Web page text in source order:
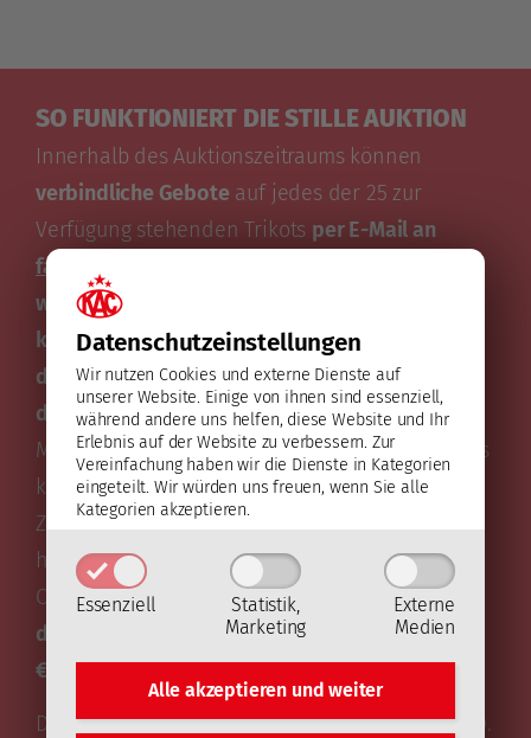
Datenschutz­einstellungen
Wir nutzen Cookies und externe Dienste auf
unserer Website. Einige von ihnen sind essenziell,
während andere uns helfen, diese Website und Ihr
Erlebnis auf der Website zu verbessern. Zur
Vereinfachung haben wir die Dienste in Kategorien
eingeteilt. Wir würden uns freuen, wenn Sie alle
Kategorien akzeptieren.
Essenziell
Statistik,
Marketing
Externe
Medien
Alle akzeptieren undweiter
SO FUNKTIONIERT DIE STILLE AUKTION
Innerhalb des Auktionszeitraums können
verbindliche Gebote auf jedes der 25 zur
Verfügung stehenden Trikots per E-Mail an
fanshop@kac.at
werden nur akzeptiert, wenn Sie neben der
klaren Bezeichnung des gewünschten Jerseys
den gebotenen Betrag sowie den vollen Namen
des/der Bietenden enthalten.Über die Social
Media-Kanäle des EC-KAC sowie am Ende dieses
kac.at-Artikels werden am Sonntag
Zwischenstände mit den zu diesem Zeitpunkt
höchsten Geboten veröffentlicht, um eine
Orientierung zu bieten.Der Ausrufpreis und
damit das Mindestgebot pro Jersey liegt bei
€100,00.
Die zum Ende der Auktion (am Dienstag, dem 30.